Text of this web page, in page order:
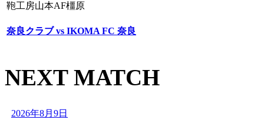
鞄工房山本AF橿原
奈良クラブ vs IKOMA FC 奈良
NEXT MATCH
2026年8月9日